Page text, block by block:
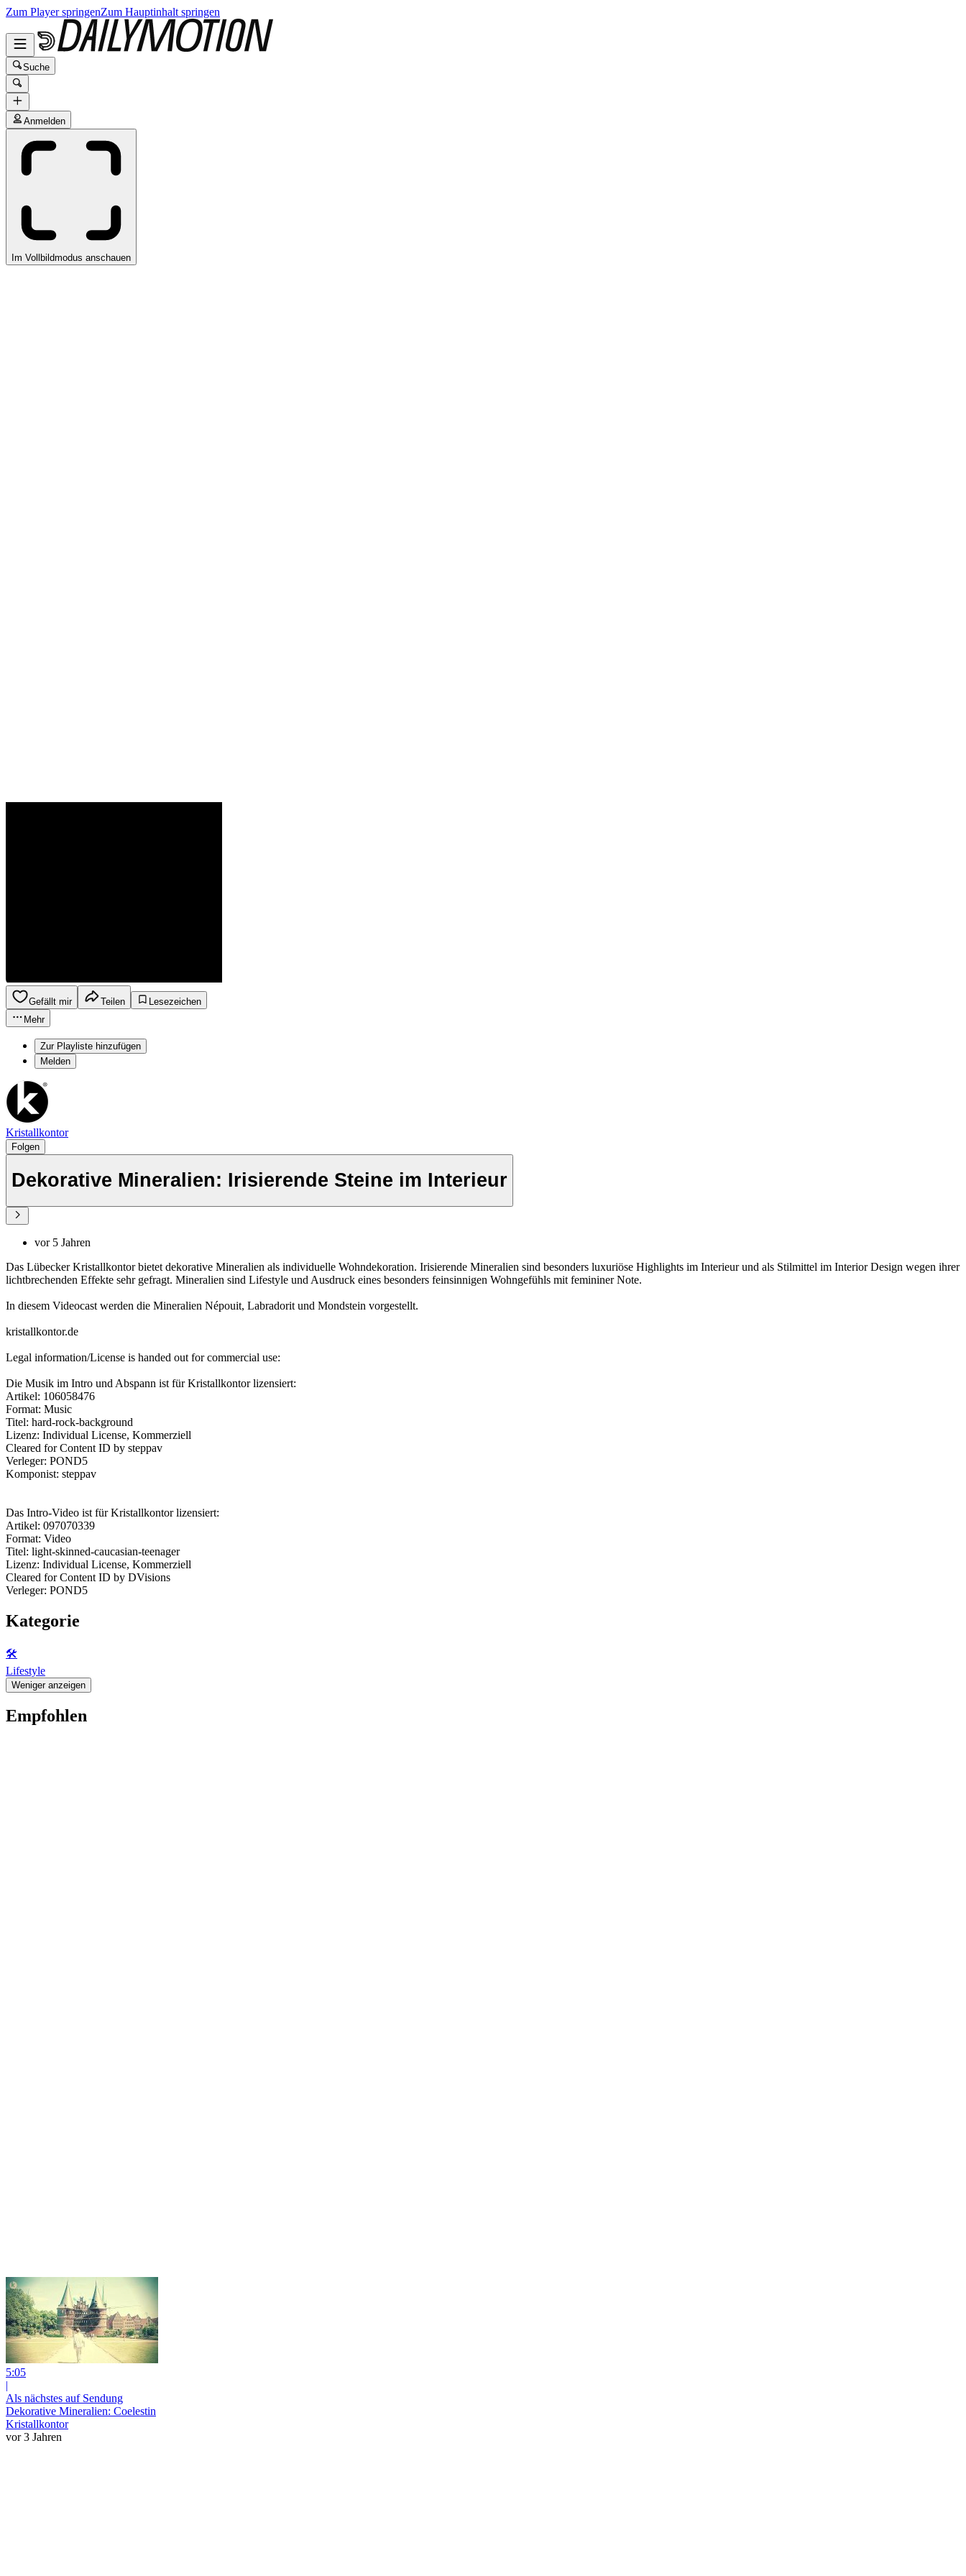
Zum Player springenZum Hauptinhalt springen
Suche
Anmelden
Im Vollbildmodus anschauen
Gefällt mir Teilen
Lesezeichen
Mehr
Zur Playliste hinzufügen
Melden
Kristallkontor
Folgen
Dekorative Mineralien: Irisierende Steine im Interieur
vor 5 Jahren
Das Lübecker Kristallkontor bietet dekorative Mineralien als individuelle Wohndekoration. Irisierende Mineralien sind besonders luxuriöse Highlights im Interieur und als Stilmittel im Interior Design wegen ihrer
lichtbrechenden Effekte sehr gefragt. Mineralien sind Lifestyle und Ausdruck eines besonders feinsinnigen Wohngefühls mit femininer Note.
In diesem Videocast werden die Mineralien Népouit, Labradorit und Mondstein vorgestellt.
kristallkontor.de
Legal information/License is handed out for commercial use:
Die Musik im Intro und Abspann ist für Kristallkontor lizensiert:
Artikel: 106058476
Format: Music
Titel: hard-rock-background
Lizenz: Individual License, Kommerziell
Cleared for Content ID by steppav
Verleger: POND5
Komponist: steppav
Das Intro-Video ist für Kristallkontor lizensiert:
Artikel: 097070339
Format: Video
Titel: light-skinned-caucasian-teenager
Lizenz: Individual License, Kommerziell
Cleared for Content ID by DVisions
Verleger: POND5
Kategorie
🛠️
Lifestyle
Weniger anzeigen
Empfohlen
5:05
|
Als nächstes auf Sendung
Dekorative Mineralien: Coelestin
Kristallkontor
vor 3 Jahren